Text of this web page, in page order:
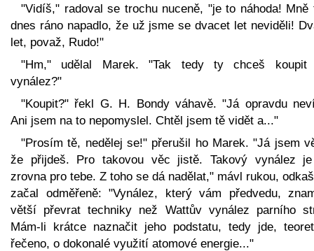
"Vidíš," radoval se trochu nuceně, "je to náhoda! Mně
dnes ráno napadlo, že už jsme se dvacet let neviděli!
let, považ, Rudo!"
"Hm," udělal Marek. "Tak tedy ty chceš koupit
vynález?"
"Koupit?" řekl G. H. Bondy váhavě. "Já opravdu
Ani jsem na to nepomyslel. Chtěl jsem tě vidět a..."
"Prosím tě, nedělej se!" přerušil ho Marek. "Já jsem
že přijdeš. Pro takovou věc jistě. Takový vynález
zrovna pro tebe. Z toho se dá nadělat," mávl rukou,
začal odměřeně: "Vynález, který vám předvedu,
větší převrat techniky než Wattův vynález parního
Mám-li krátce naznačit jeho podstatu, tedy jde,
řečeno, o dokonalé využití atomové energie..."